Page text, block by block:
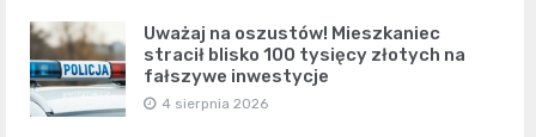
Uważaj na oszustów! Mieszkaniec
stracił blisko 100 tysięcy złotych na
fałszywe inwestycje
4 sierpnia 2026